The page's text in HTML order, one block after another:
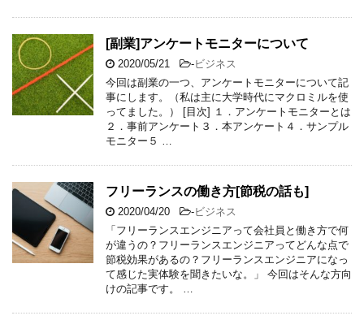
[副業]アンケートモニターについて
2020/05/21 -ビジネス
今回は副業の一つ、アンケートモニターについて記
事にします。（私は主に大学時代にマクロミルを使
ってました。） [目次] １．アンケートモニターとは
２．事前アンケート３．本アンケート４．サンプル
モニター５ …
フリーランスの働き方[節税の話も]
2020/04/20 -ビジネス
「フリーランスエンジニアって会社員と働き方で何
が違うの？フリーランスエンジニアってどんな点で
節税効果があるの？フリーランスエンジニアになっ
て感じた実体験を聞きたいな。」 今回はそんな方向
けの記事です。 …